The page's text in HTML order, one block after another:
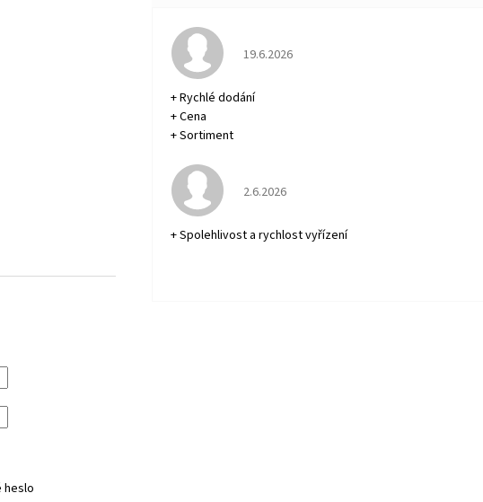
heslo
Hodnocení obchodu je 5 z 5 hvězdiček.
19.6.2026
+ Rychlé dodání
+ Cena
+ Sortiment
Hodnocení obchodu je 5 z 5 hvězdiček.
2.6.2026
+ Spolehlivost a rychlost vyřízení